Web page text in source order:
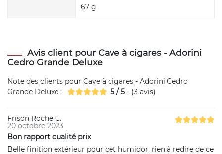
67 g
Avis client pour Cave à cigares - Adorini
Cedro Grande Deluxe
Note des clients pour Cave à cigares - Adorini Cedro
Grande Deluxe : 5 /5 - (3 avis)
Frison Roche C.
20 octobre 2023
Bon rapport qualité prix
Belle finition extérieur pour cet humidor, rien à redire de ce